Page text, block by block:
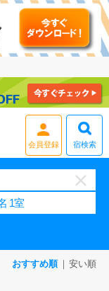
会員登録 宿検索
1室
おすすめ順 安い順